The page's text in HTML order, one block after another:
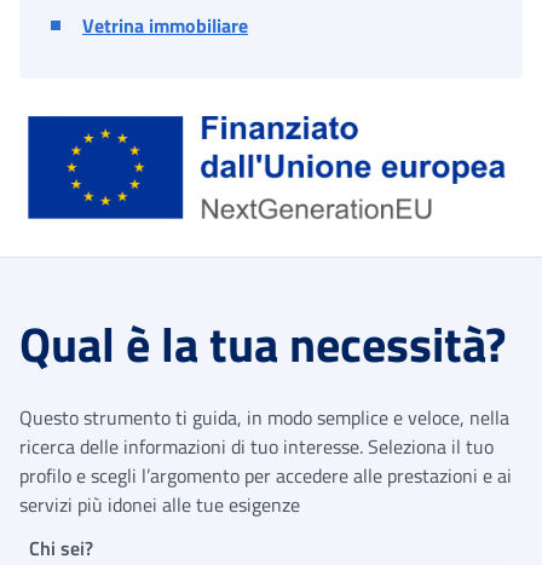
Vetrina immobiliare
Qual è la tua necessità?
Questo strumento ti guida, in modo semplice e veloce, nella
ricerca delle informazioni di tuo interesse. Seleziona il tuo
profilo e scegli l’argomento per accedere alle prestazioni e ai
servizi più idonei alle tue esigenze
Chi sei?